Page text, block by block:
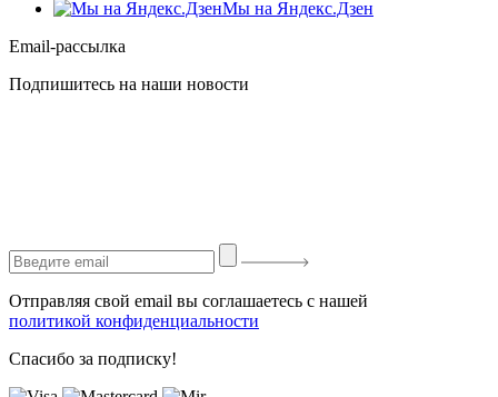
Мы на Яндекс.Дзен
Email-рассылка
Подпишитесь на наши новости
Отправляя свой email вы соглашаетесь с нашей
политикой конфиденциальности
Спасибо за подписку!